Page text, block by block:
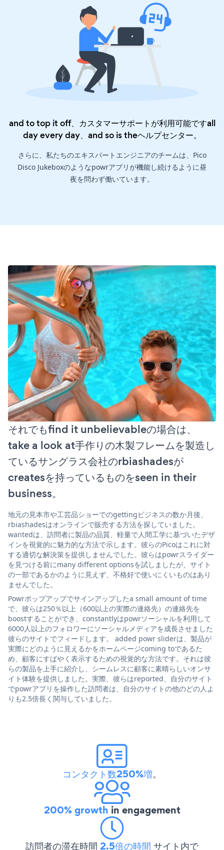
and to top it off、カスタマーサポートが利用可能ですall
day every day、and so is theヘルプセンター。
さらに、私たちのエキスパートエンジニアのチームは、Pico
Disco Jukeboxのようなpowrアプリが機能し続けるように昼
夜を問わず働いています。
それでもfind it unbelievableの場合は、
take a look at手作りの木製フレームを製造し
ているサングラス会社のrbiashadesが
createsを持っているものをseen in their
business。
地元の見本市や工芸品ショーでのgettingビジネスの数か月後、
rbiashadesはオンラインで販売する方法を探していました。
wantedは、訪問者に製品の品質、軽量で人間工学に基づいたデザ
インを視覚的に魅力的な方法で示します。彼らのPicoはこれに対
する適切な解決策を提供しませんでした。彼らはpowrスライダー
を見つける前にmany different optionsを試しましたが、サイト
の一部であるかのように見えず、不格好で使いにくいものはあり
ませんでした。
Powrポップアップでサインアップしたa small amount of time
で、彼らは250％以上（600以上の実際の連絡先）の連絡先を
boostすることができ、constantlyはpowrソーシャルを利用して
6000人以上のフォロワーにソーシャルメディアを成長させました
彼らのサイトでフィードします。 added powr sliderは、製品が
実際にどのように見えるかをホームページcoming toであるた
め、顧客にすばやく表示するための視覚的な方法です。それは彼
らの製品を上手に紹介し、シームレスに顧客に素晴らしいオンサ
イト体験を提供しました。実際、彼らはreported、自分のサイト
でpowrアプリを操作した訪問者は、自分のサイトの他のどの人よ
りも2.5倍長く関与していました。
コンタクト数250%増。
200% growth in engagement
訪問者の滞在時間 2.5倍の時間 サイト内で